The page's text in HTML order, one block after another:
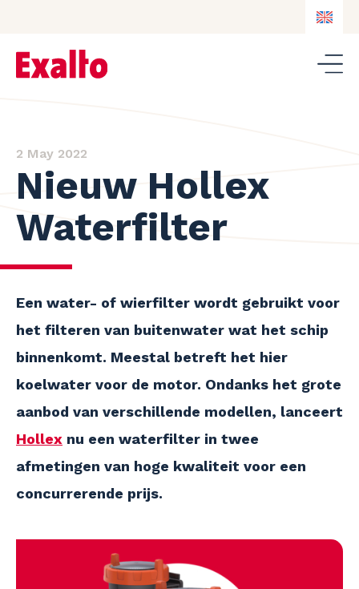
EN
2 May 2022
Nieuw Hollex
Waterfilter
Een water- of wierfilter wordt gebruikt voor
het filteren van buitenwater wat het schip
binnenkomt. Meestal betreft het hier
koelwater voor de motor. Ondanks het grote
aanbod van verschillende modellen, lanceert
Hollex nu een waterfilter in twee
afmetingen van hoge kwaliteit voor een
concurrerende prijs.